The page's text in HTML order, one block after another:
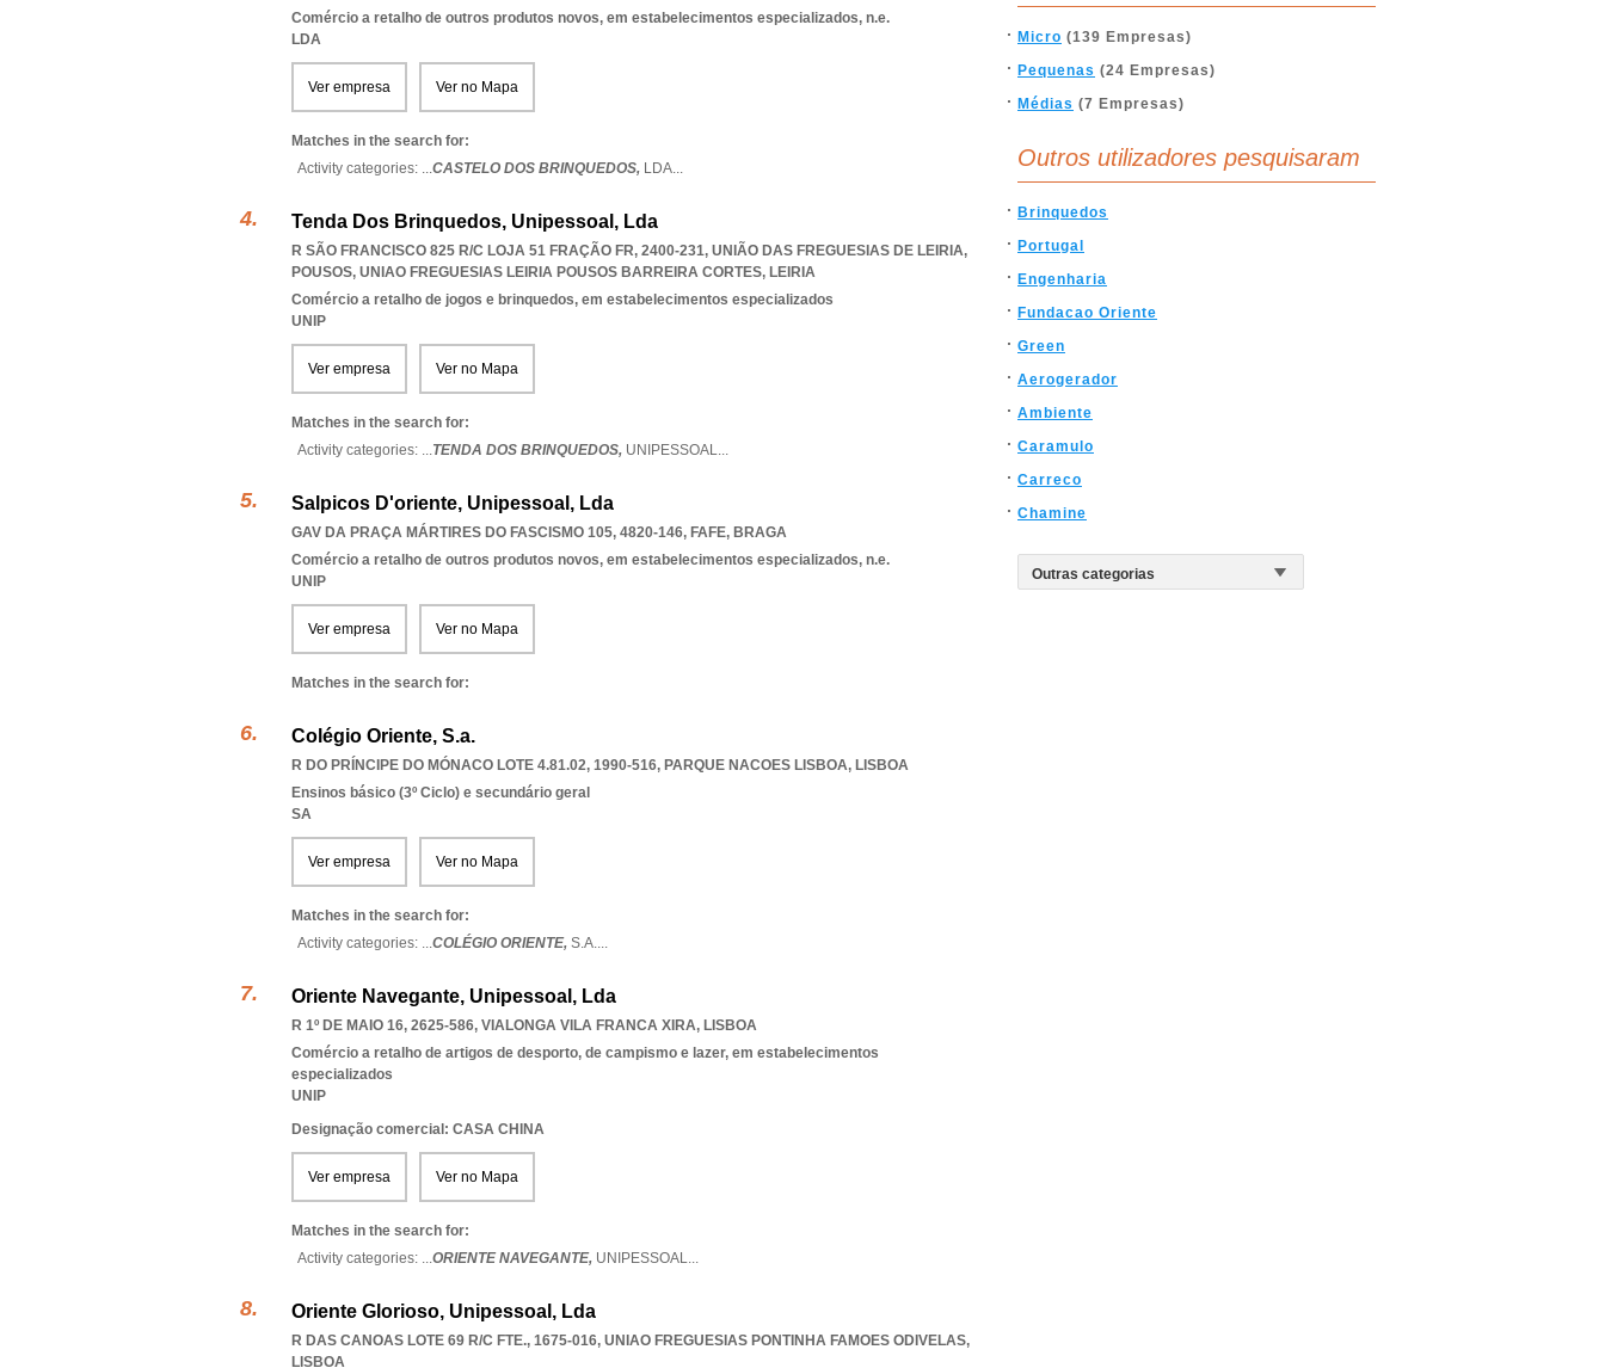
Comércio a retalho de outros produtos novos, em estabelecimentos especializados, n.e.
LDA
Ver empresa Ver no Mapa
Matches in the search for:
Activity categories: ...CASTELO DOS BRINQUEDOS, LDA...
Tenda Dos Brinquedos, Unipessoal, Lda
R SÃO FRANCISCO 825 R/C LOJA 51 FRAÇÃO FR, 2400-231, UNIÃO DAS FREGUESIAS DE LEIRIA,
POUSOS, UNIAO FREGUESIAS LEIRIA POUSOS BARREIRA CORTES, LEIRIA
Comércio a retalho de jogos e brinquedos, em estabelecimentos especializados
UNIP
Ver empresa Ver no Mapa
Matches in the search for:
Activity categories: ...TENDA DOS BRINQUEDOS, UNIPESSOAL...
Salpicos D'oriente, Unipessoal, Lda
GAV DA PRAÇA MÁRTIRES DO FASCISMO 105, 4820-146, FAFE, BRAGA
Comércio a retalho de outros produtos novos, em estabelecimentos especializados, n.e.
UNIP
Ver empresa Ver no Mapa
Matches in the search for:
Colégio Oriente, S.a.
R DO PRÍNCIPE DO MÓNACO LOTE 4.81.02, 1990-516, PARQUE NACOES LISBOA, LISBOA
Ensinos básico (3º Ciclo) e secundário geral
SA
Ver empresa Ver no Mapa
Matches in the search for:
Activity categories: ...COLÉGIO ORIENTE, S.A....
Oriente Navegante, Unipessoal, Lda
R 1º DE MAIO 16, 2625-586, VIALONGA VILA FRANCA XIRA, LISBOA
Comércio a retalho de artigos de desporto, de campismo e lazer, em estabelecimentos
especializados
UNIP
Designação comercial: CASA CHINA
Ver empresa Ver no Mapa
Matches in the search for:
Activity categories: ...ORIENTE NAVEGANTE, UNIPESSOAL...
Oriente Glorioso, Unipessoal, Lda
R DAS CANOAS LOTE 69 R/C FTE., 1675-016, UNIAO FREGUESIAS PONTINHA FAMOES ODIVELAS,
LISBOA
Micro (139 Empresas)
Pequenas (24 Empresas)
Médias (7 Empresas)
Outros utilizadores pesquisaram
Brinquedos
Portugal
Engenharia
Fundacao Oriente
Green
Aerogerador
Ambiente
Caramulo
Carreco
Chamine